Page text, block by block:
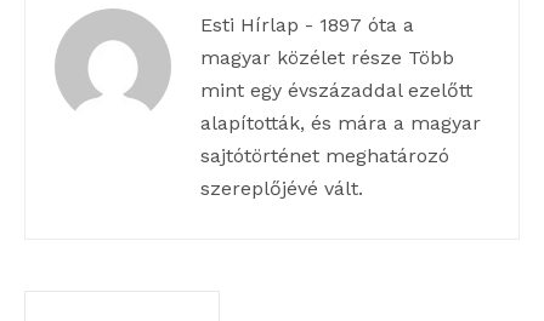
Esti Hírlap - 1897 óta a
magyar közélet része Több
mint egy évszázaddal ezelőtt
alapították, és mára a magyar
sajtótörténet meghatározó
szereplőjévé vált.